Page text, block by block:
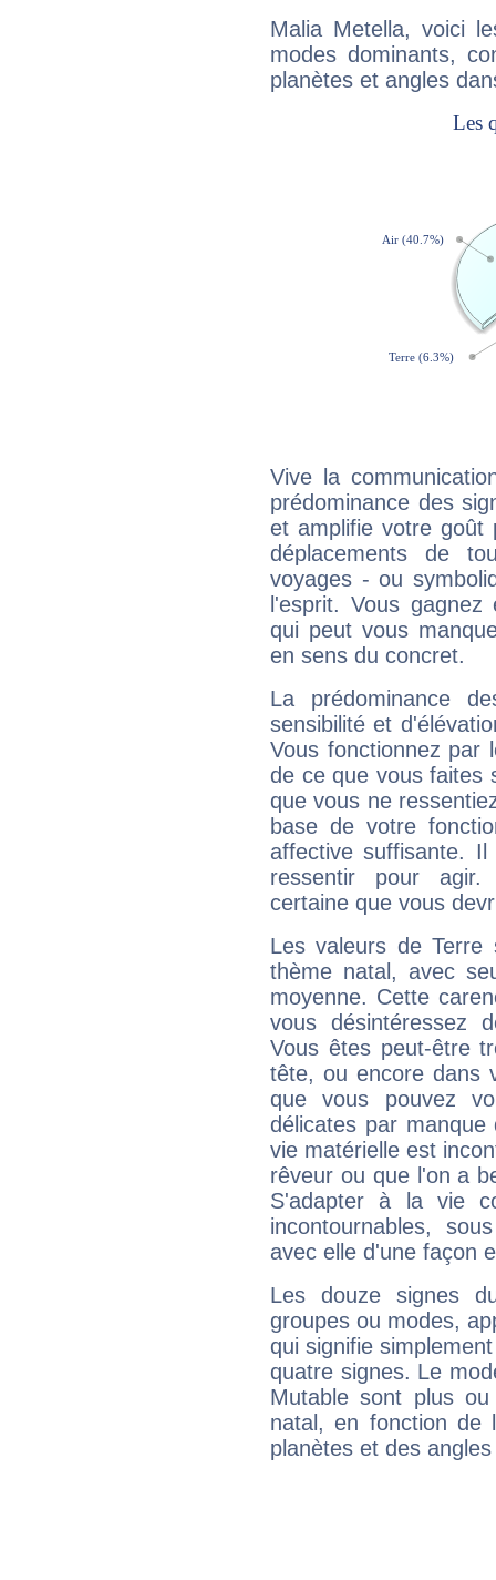
Malia Metella, voici
modes dominants,
planètes et angles
Vive la
prédominance des
et amplifie votre goût
déplacements de
voyages - ou
l'esprit. Vous
qui peut vous
en sens du concret.
La prédominance
sensibilité et
Vous fonctionnez
de ce que vous faites
que vous ne
base de votre
affective suffisante.
ressentir pour agir.
certaine que vous
Les valeurs de Terre
thème natal, avec
moyenne. Cette
vous désintéressez
Vous êtes peut-être
tête, ou encore dans
que vous pouvez
délicates par
vie matérielle est
rêveur ou que l'on a
S'adapter à la vie
incontournables,
avec elle d'une façon
Les douze signes
groupes ou modes,
qui signifie
quatre signes. Le
Mutable sont plus
natal, en fonction de
planètes et des